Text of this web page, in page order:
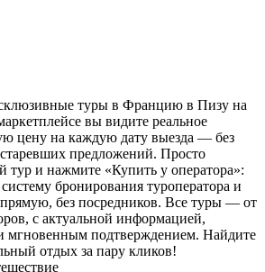
туры в Францию в Пизу на
вы видите реальное
цену на каждую дату выезда — без
предложений. Просто
тур и нажмите «Купить у оператора»:
бронирования туроператора и
без посредников. Все туры — от
с актуальной информацией,
мгновенным подтверждением. Найдите
отдых за пару кликов!